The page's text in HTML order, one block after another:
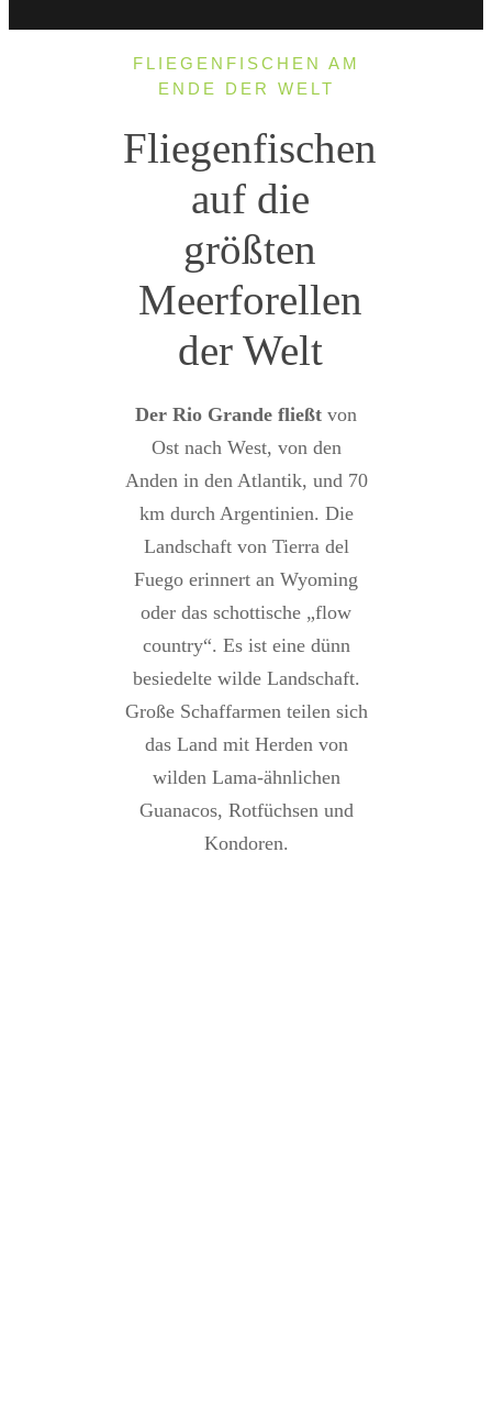
FLIEGENFISCHEN AM
ENDE DER WELT
Fliegenfischen
auf die
größten
Meerforellen
der Welt
Der Rio Grande fließt von
Ost nach West, von den
Anden in den Atlantik, und 70
km durch Argentinien. Die
Landschaft von Tierra del
Fuego erinnert an Wyoming
oder das schottische „flow
country“. Es ist eine dünn
besiedelte wilde Landschaft.
Große Schaffarmen teilen sich
das Land mit Herden von
wilden Lama-ähnlichen
Guanacos, Rotfüchsen und
Kondoren.